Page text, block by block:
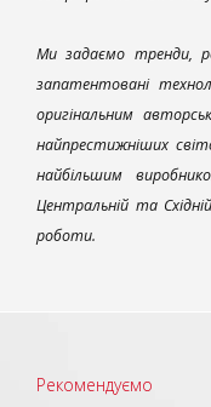
Ми задаємо тренди,
запатентовані
оригінальним
найпрестижніших
найбільшим
Центральній та
роботи.
Рекомендуємо